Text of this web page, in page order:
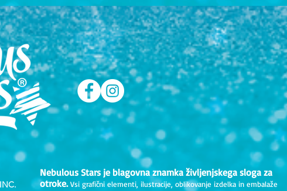
Nebulous Stars je blagovna znamka življenjskega sloga za
otroke. Vsi grafični elementi, ilustracije, oblikovanje izdelka in embalaže